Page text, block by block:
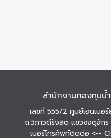
สำนักงานกองทุนน้
เลขที่ 555/2 ศูนย์เอนเนอ
ถ.วิภาวดีรังสิต แขวงจตุจัก
เบอร์โทรศัพท์ติดต่อ <--